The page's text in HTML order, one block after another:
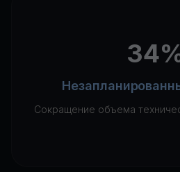
Сокращение объема